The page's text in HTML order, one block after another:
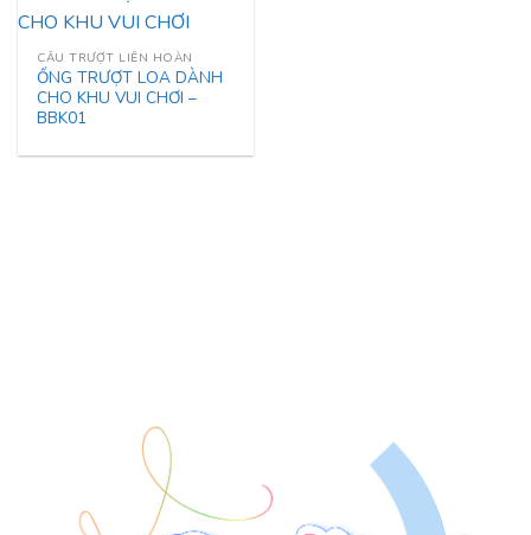
CẦU TRƯỢT LIÊN HOÀN
ỐNG TRƯỢT LOA DÀNH
CHO KHU VUI CHƠI –
BBK01